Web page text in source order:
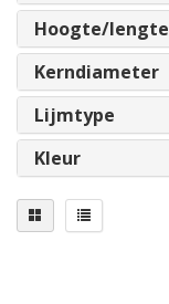
Hoogte/lengte
Kerndiameter
Lijmtype
Kleur